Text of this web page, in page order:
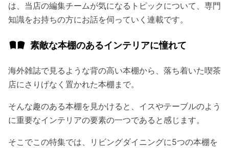
は、当店の編集チームが気になるトピックについて、専門
知識をお持ちの方にお話を伺っていく連載です。
素敵な本棚のあるインテリアに憧れて
海外雑誌で見るような背の高い本棚から、落ち着いた喫茶
店にさりげなく置かれた本棚まで。
そんな趣のある本棚を見かけると、イスやテーブルのよう
に重要なインテリアの要素の一つであると感じます。
そこでこの特集では、リビングダイニングに5つの本棚を